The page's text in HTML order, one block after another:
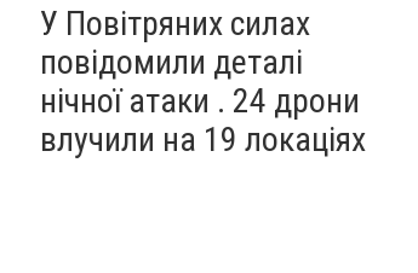
У Повітряних силах
повідомили деталі
нічної атаки . 24 дрони
влучили на 19 локаціях